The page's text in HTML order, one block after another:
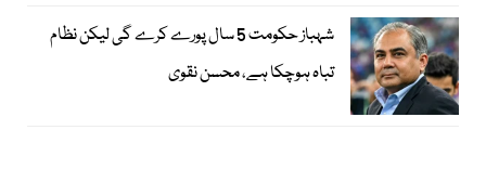
شہباز حکومت 5 سال پورے کرے گی لیکن نظام
تباہ ہوچکا ہے، محسن نقوی